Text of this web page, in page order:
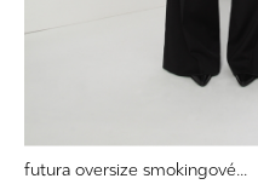
futura oversize smokingové...